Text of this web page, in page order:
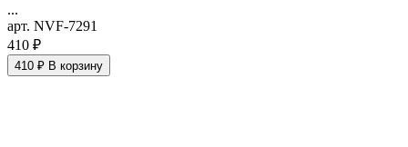
...
арт. NVF-7291
410 ₽
410 ₽ В корзину